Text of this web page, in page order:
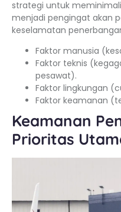
strategi untuk
menjadi pengingat akan
keselamatan
Faktor manusia
Faktor teknis
pesawat).
Faktor lingkungan
Faktor keamanan
Keamanan
Prioritas